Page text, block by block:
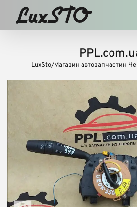
content
LuxSto/Магазин автозапчастин